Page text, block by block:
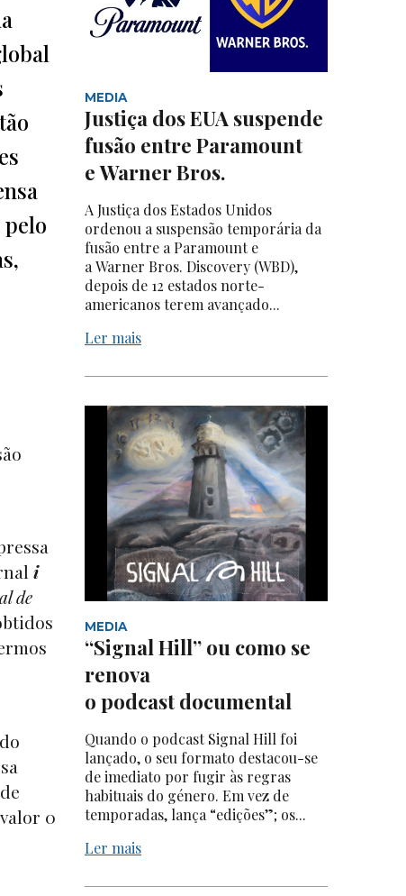
i
de
0
MEDIA
Justiça dos EUA suspende
fusão entre Paramount
e Warner Bros.
A Justiça dos Estados Unidos
ordenou a suspensão temporária da
fusão entre a Paramount e
a Warner Bros. Discovery (WBD),
depois de 12 estados norte-
americanos terem avançado...
Ler mais
MEDIA
“Signal Hill” ou como se
renova
o podcast documental
Quando o podcast Signal Hill foi
lançado, o seu formato destacou-se
de imediato por fugir às regras
habituais do género. Em vez de
temporadas, lança “edições”; os...
Ler mais